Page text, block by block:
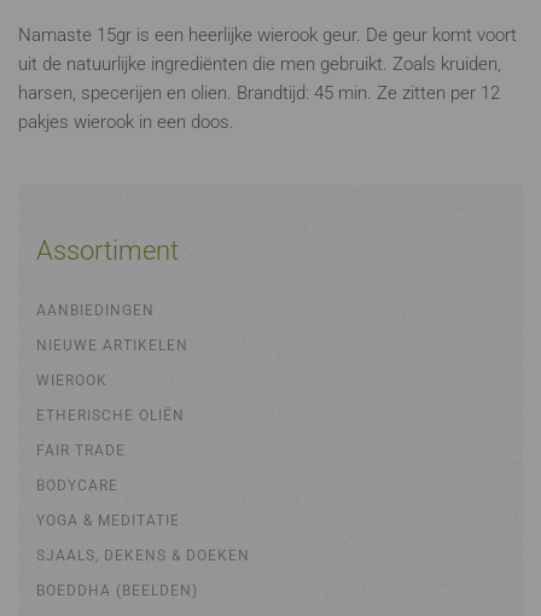
Namaste 15gr is een heerlijke wierook geur. De geur komt voort
uit de natuurlijke ingrediënten die men gebruikt. Zoals kruiden,
harsen, specerijen en olien. Brandtijd: 45 min. Ze zitten per 12
pakjes wierook in een doos.
Assortiment
AANBIEDINGEN
NIEUWE ARTIKELEN
WIEROOK
ETHERISCHE OLIËN
FAIR TRADE
BODYCARE
YOGA & MEDITATIE
SJAALS, DEKENS & DOEKEN
BOEDDHA (BEELDEN)